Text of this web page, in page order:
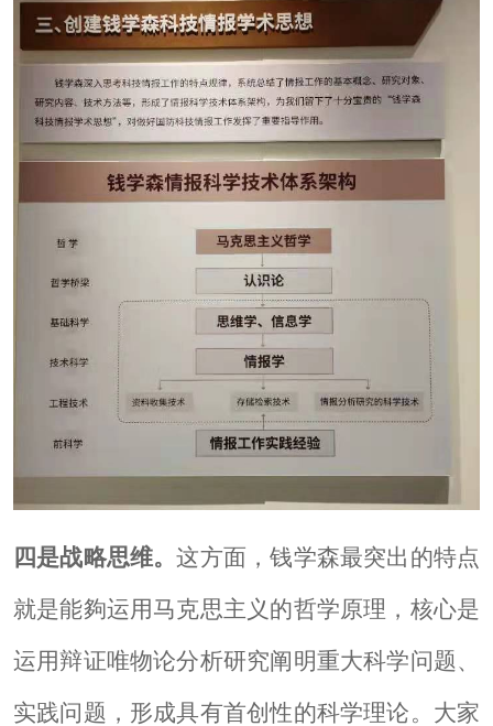
四是战略思维。这方面，钱学森最突出的特点
就是能夠运用马克思主义的哲学原理，核心是
运用辩证唯物论分析研究阐明重大科学问题、
实践问题，形成具有首创性的科学理论。大家